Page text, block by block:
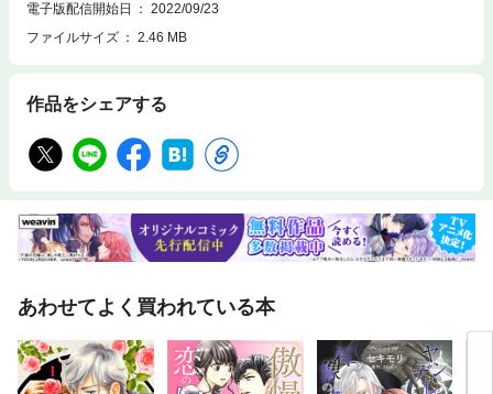
電子版配信開始日
2022/09/23
ファイルサイズ
2.46 MB
作品をシェアする
あわせてよく買われている本